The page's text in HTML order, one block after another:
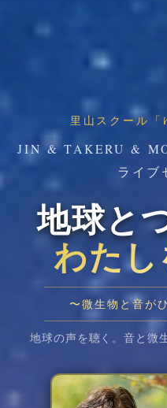
里山スクール
JIN & TAKERU &
ライブ
地球と
わた
〜微生物と音が
地球の声を聴く。音と微